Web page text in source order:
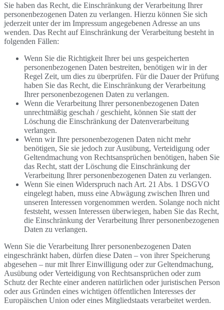
Sie haben das Recht, die Einschränkung der Verarbeitung Ihrer
personenbezogenen Daten zu verlangen. Hierzu können Sie sich
jederzeit unter der im Impressum angegebenen Adresse an uns
wenden. Das Recht auf Einschränkung der Verarbeitung besteht in
folgenden Fällen:
Wenn Sie die Richtigkeit Ihrer bei uns gespeicherten
personenbezogenen Daten bestreiten, benötigen wir in der
Regel Zeit, um dies zu überprüfen. Für die Dauer der Prüfung
haben Sie das Recht, die Einschränkung der Verarbeitung
Ihrer personenbezogenen Daten zu verlangen.
Wenn die Verarbeitung Ihrer personenbezogenen Daten
unrechtmäßig geschah / geschieht, können Sie statt der
Löschung die Einschränkung der Datenverarbeitung
verlangen.
Wenn wir Ihre personenbezogenen Daten nicht mehr
benötigen, Sie sie jedoch zur Ausübung, Verteidigung oder
Geltendmachung von Rechtsansprüchen benötigen, haben Sie
das Recht, statt der Löschung die Einschränkung der
Verarbeitung Ihrer personenbezogenen Daten zu verlangen.
Wenn Sie einen Widerspruch nach Art. 21 Abs. 1 DSGVO
eingelegt haben, muss eine Abwägung zwischen Ihren und
unseren Interessen vorgenommen werden. Solange noch nicht
feststeht, wessen Interessen überwiegen, haben Sie das Recht,
die Einschränkung der Verarbeitung Ihrer personenbezogenen
Daten zu verlangen.
Wenn Sie die Verarbeitung Ihrer personenbezogenen Daten
eingeschränkt haben, dürfen diese Daten – von ihrer Speicherung
abgesehen – nur mit Ihrer Einwilligung oder zur Geltendmachung,
Ausübung oder Verteidigung von Rechtsansprüchen oder zum
Schutz der Rechte einer anderen natürlichen oder juristischen Person
oder aus Gründen eines wichtigen öffentlichen Interesses der
Europäischen Union oder eines Mitgliedstaats verarbeitet werden.